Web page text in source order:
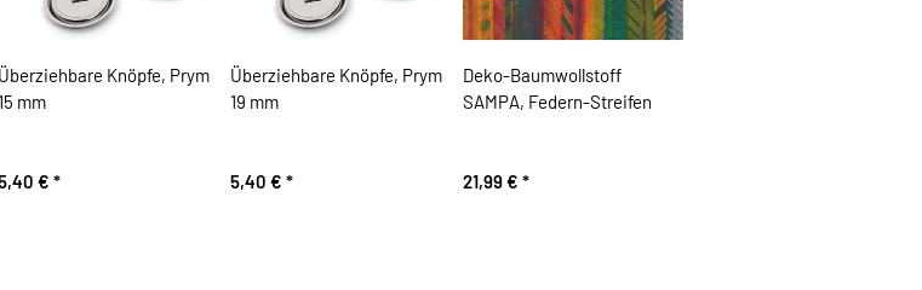
Überziehbare Knöpfe, Prym
15 mm
€ *
Überziehbare Knöpfe, Prym
19 mm
5,40 € *
Deko-Baumwollstoff
SAMPA, Federn-Streifen
21,99 € *